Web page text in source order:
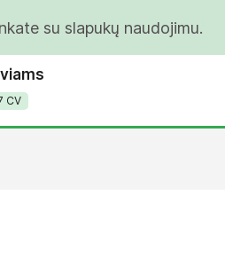
su slapukų naudojimu.
CV